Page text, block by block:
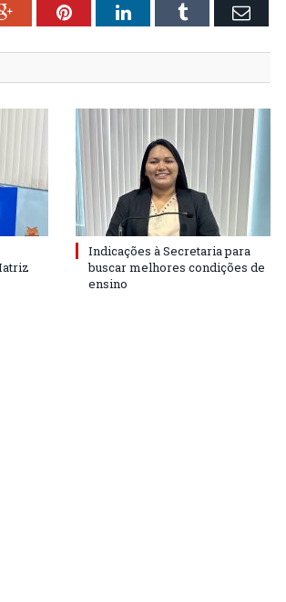
Google+PinterestLinkedInTumblr Email
Indicações à Secretaria para
buscar melhores condições de
ensino